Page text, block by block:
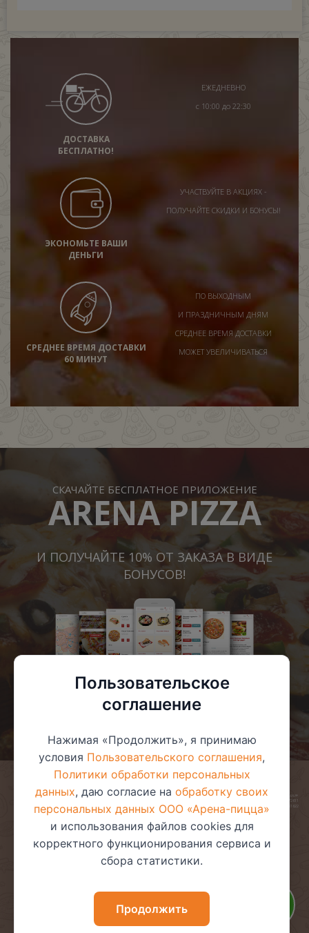
ДОСТАВКА
БЕСПЛАТНО!
ЕЖЕДНЕВНО
с 10:00 до 22:30
ЭКОНОМЬТЕ ВАШИ
ДЕНЬГИ
УЧАСТВУЙТЕ В АКЦИЯХ -
ПОЛУЧАЙТЕ СКИДКИ И БОНУСЫ!
СРЕДНЕЕ ВРЕМЯ ДОСТАВКИ
60 МИНУТ
ПО ВЫХОДНЫМ
И ПРАЗДНИЧНЫМ ДНЯМ
СРЕДНЕЕ ВРЕМЯ ДОСТАВКИ
МОЖЕТ УВЕЛИЧИВАТЬСЯ
СКАЧАЙТЕ БЕСПЛАТНОЕ ПРИЛОЖЕНИЕ
ARENA PIZZA
И ПОЛУЧАЙТЕ 10% ОТ ЗАКАЗА В ВИДЕ
БОНУСОВ!
© 2025 ООО «Арена-пицца»
УНП 391272611
Магазин зарегистрирован в торговом реестре 08.05.2017 №381622
Политика видеонаблюдения
Политика в отношении
обработки файлов cookie
Пользовательское
соглашение
Нажимая «Продолжить», я принимаю
условия Пользовательского соглашения,
Политики обработки персональных
данных, даю согласие на обработку своих
персональных данных ООО «Арена-пицца»
и использования файлов cookies для
корректного функционирования сервиса и
сбора статистики.
Продолжить